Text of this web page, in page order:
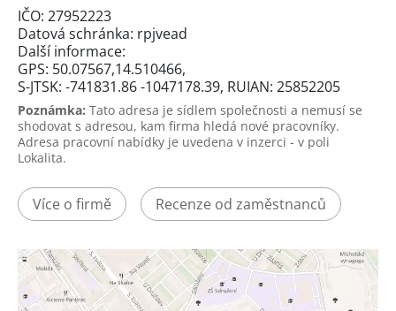
IČO: 27952223
Datová schránka: rpjvead
Další informace:
GPS: 50.07567,14.510466,
S-JTSK: -741831.86 -1047178.39, RUIAN: 25852205
Poznámka: Tato adresa je sídlem společnosti a nemusí se
shodovat s adresou, kam firma hledá nové pracovníky.
Adresa pracovní nabídky je uvedena v inzerci - v poli
Lokalita.
Více o firmě Recenze od zaměstnanců